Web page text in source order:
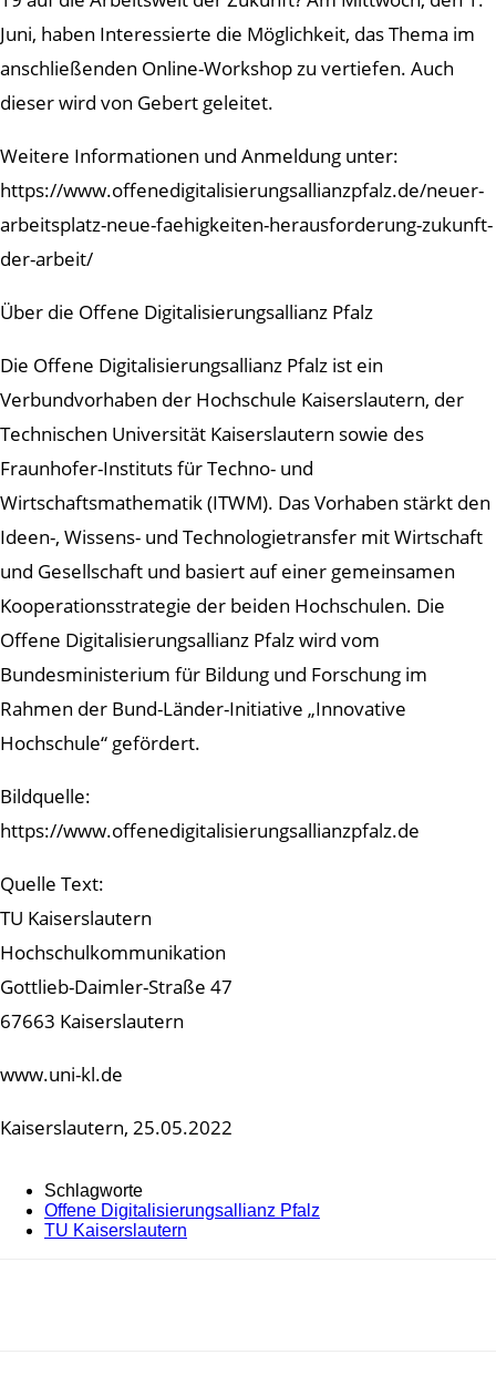
Juni, haben Interessierte die Möglichkeit, das Thema im
anschließenden Online-Workshop zu vertiefen. Auch
dieser wird von Gebert geleitet.
Weitere Informationen und Anmeldung unter:
https://www.offenedigitalisierungsallianzpfalz.de/neuer-
arbeitsplatz-neue-faehigkeiten-herausforderung-zukunft-
der-arbeit/
Über die Offene Digitalisierungsallianz Pfalz
Die Offene Digitalisierungsallianz Pfalz ist ein
Verbundvorhaben der Hochschule Kaiserslautern, der
Technischen Universität Kaiserslautern sowie des
Fraunhofer-Instituts für Techno- und
Wirtschaftsmathematik (ITWM). Das Vorhaben stärkt den
Ideen-, Wissens- und Technologietransfer mit Wirtschaft
und Gesellschaft und basiert auf einer gemeinsamen
Kooperationsstrategie der beiden Hochschulen. Die
Offene Digitalisierungsallianz Pfalz wird vom
Bundesministerium für Bildung und Forschung im
Rahmen der Bund-Länder-Initiative „Innovative
Hochschule“ gefördert.
Bildquelle:
https://www.offenedigitalisierungsallianzpfalz.de
Quelle Text:
TU Kaiserslautern
Hochschulkommunikation
Gottlieb-Daimler-Straße 47
67663 Kaiserslautern
www.uni-kl.de
Kaiserslautern, 25.05.2022
Schlagworte
Offene Digitalisierungsallianz Pfalz
TU Kaiserslautern